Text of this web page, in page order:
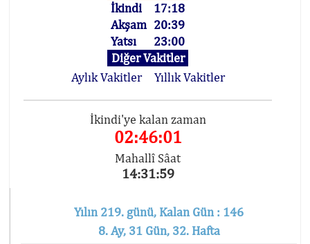
İkindi
17:18
Akşam 20:39
Yatsı
23:00
Diğer Vakitler
Aylık Vakitler
Yıllık Vakitler
İkindi'ye kalan zaman
02:46:01
Mahallî Sâat
14:31:59
Yılın 219. günü, Kalan Gün : 146
8. Ay, 31 Gün, 32. Hafta